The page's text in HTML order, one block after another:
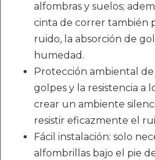
alfombras y suelos;
cinta de correr también
ruido, la absorción de
humedad.
Protección ambiental
golpes y la resistencia a
crear un ambiente
resistir eficazmente el
Fácil instalación: solo
alfombrillas bajo el pie